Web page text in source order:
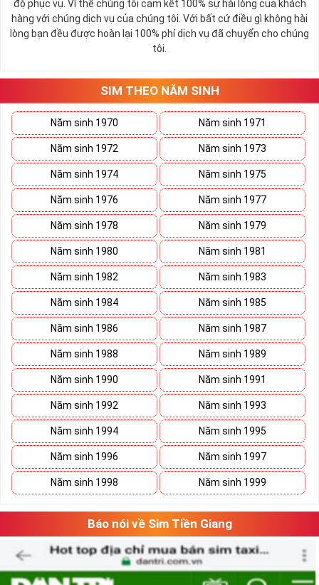
độ phục vụ. Vì thế chúng tôi cam kết 100% sự hài lòng của khách
hàng với chúng dịch vụ của chúng tôi. Với bất cứ điều gì không hài
lòng bạn đều được hoàn lại 100% phí dịch vụ đã chuyển cho chúng
tôi.
SIM THEO NĂM SINH
Năm sinh 1970 Năm sinh 1971
Năm sinh 1972 Năm sinh 1973
Năm sinh 1974 Năm sinh 1975
Năm sinh 1976 Năm sinh 1977
Năm sinh 1978 Năm sinh 1979
Năm sinh 1980 Năm sinh 1981
Năm sinh 1982 Năm sinh 1983
Năm sinh 1984 Năm sinh 1985
Năm sinh 1986 Năm sinh 1987
Năm sinh 1988 Năm sinh 1989
Năm sinh 1990 Năm sinh 1991
Năm sinh 1992 Năm sinh 1993
Năm sinh 1994 Năm sinh 1995
Năm sinh 1996 Năm sinh 1997
Năm sinh 1998 Năm sinh 1999
Báo nói về Sim Tiền Giang